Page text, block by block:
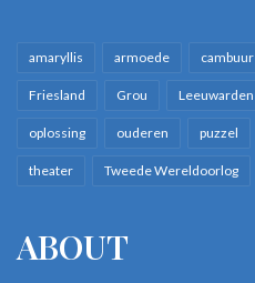
amaryllis armoede cambuur
Friesland Grou Leeuwarden
oplossing ouderen puzzel
theater Tweede Wereldoorlog
ABOUT